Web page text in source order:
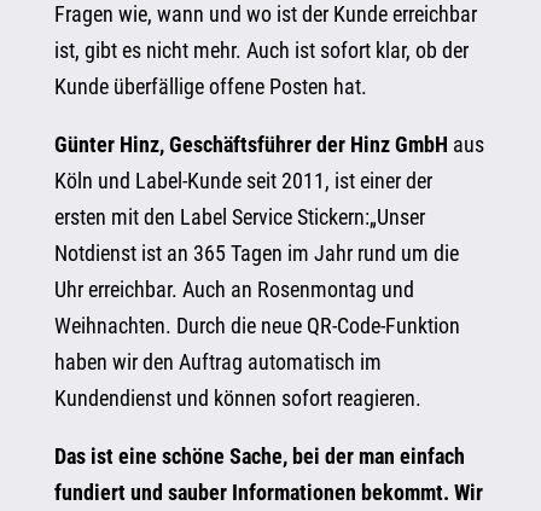
Fragen wie, wann und wo ist der Kunde erreichbar
ist, gibt es nicht mehr. Auch ist sofort klar, ob der
Kunde überfällige offene Posten hat.
Günter Hinz, Geschäftsführer der Hinz GmbH aus
Köln und Label-Kunde seit 2011, ist einer der
ersten mit den Label Service Stickern:„Unser
Notdienst ist an 365 Tagen im Jahr rund um die
Uhr erreichbar. Auch an Rosenmontag und
Weihnachten. Durch die neue QR-Code-Funktion
haben wir den Auftrag automatisch im
Kundendienst und können sofort reagieren.
Das ist eine schöne Sache, bei der man einfach
fundiert und sauber Informationen bekommt. Wir